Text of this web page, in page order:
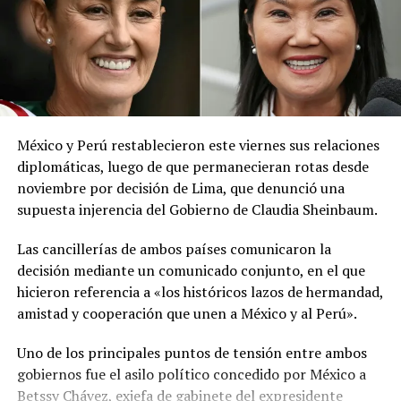
criminales de alto perfil.
Comparte esto:
Facebook X
El ministerio agregó que, pese a la presencia del polvo
del Sahara, se esperan lluvias durante los próximos días,
por lo que pidió a la población mantenerse atenta a la
información oficial sobre las condiciones
meteorológicas.
Las autoridades reiteraron el llamado a consultar los
canales oficiales del MARN y adoptar las medidas de
prevención necesarias para reducir los efectos de este
fenómeno atmosférico, especialmente entre las
personas con mayor riesgo de complicaciones de salud.
Comparte esto:
Facebook X
Me gusta esto:
México y Perú restablecieron este viernes sus relaciones
diplomáticas, luego de que permanecieran rotas desde
noviembre por decisión de Lima, que denunció una
supuesta injerencia del Gobierno de Claudia Sheinbaum.
Las cancillerías de ambos países comunicaron la
decisión mediante un comunicado conjunto, en el que
hicieron referencia a «los históricos lazos de hermandad,
amistad y cooperación que unen a México y al Perú».
Uno de los principales puntos de tensión entre ambos
gobiernos fue el asilo político concedido por México a
Betssy Chávez, exjefa de gabinete del expresidente